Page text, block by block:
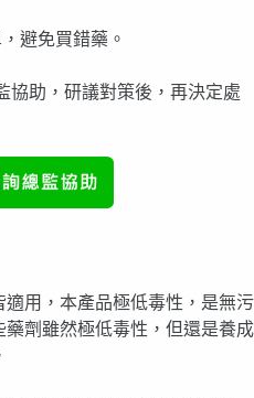
避免買錯藥。
協助，研議對策後，再決定處
用，本產品極低毒性，是無污
劑雖然極低毒性，但還是養成